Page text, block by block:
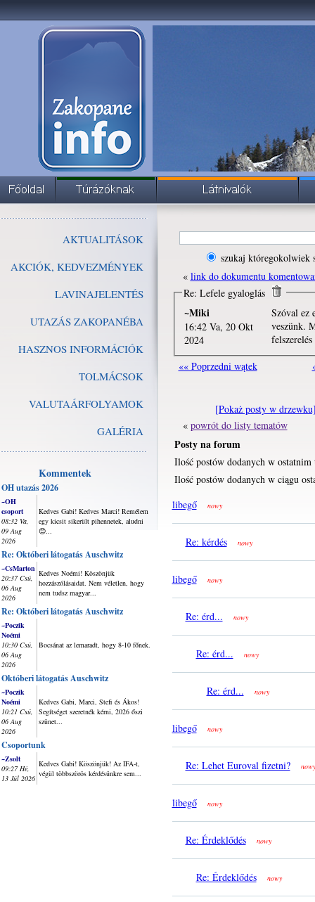
AKTUALITÁSOK
AKCIÓK, KEDVEZMÉNYEK
LAVINAJELENTÉS
UTAZÁS ZAKOPANÉBA
HASZNOS INFORMÁCIÓK
TOLMÁCSOK
VALUTAÁRFOLYAMOK
GALÉRIA
Kommentek
OH utazás 2026
~OH
csoport
08:32 Va,
09 Aug
2026
Kedves Gabi! Kedves Marci! Remélem
egy kicsit sikerült pihennetek, aludni
😊...
Re: Októberi látogatás Auschwitz
~CsMarton
20:37 Csü,
06 Aug
2026
Kedves Noémi! Köszönjük
hozzászólásaidat. Nem véletlen, hogy
nem tudsz magyar...
Re: Októberi látogatás Auschwitz
~Poczik
Noémi
10:30 Csü,
06 Aug
2026
Bocsánat az lemaradt, hogy 8-10 főnek.
Októberi látogatás Auschwitz
~Poczik
Noémi
10:21 Csü,
06 Aug
2026
Kedves Gabi, Marci, Stefi és Ákos!
Segítséget szeretnék kérni, 2026 őszi
szünet...
Csoportunk
~Zsolt
09:27 Hé,
13 Júl 2026
Kedves Gabi! Köszönjük! Az IFA-t,
végül többszörös kérdésünkre sem...
szukaj któregokolwiek
« link do dokumentu
Re: Lefele gyaloglás
~Miki
16:42 Va, 20 Okt
2024
Szóval ez
veszünk.
«« Poprzedni wątek
[Pokaż posty w
« powrót do listy tematów
Posty na forum
Ilość postów dodanych w ostatnim
Ilość postów dodanych w ciągu
libegő
nowy
Re: kérdés nowy
libegő nowy
Re: érd... nowy
Re: érd... nowy
Re: érd... nowy
libegő nowy
Re: Lehet Euroval fizetni? nowy
libegő nowy
Re: Érdeklődés nowy
Re: Érdeklődés nowy